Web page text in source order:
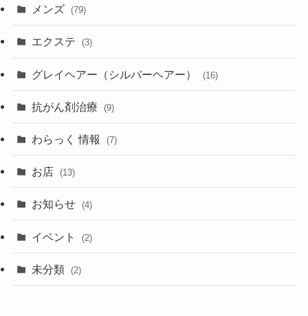
メンズ (79)
エクステ (3)
グレイヘアー（シルバーヘアー） (16)
抗がん剤治療 (9)
わらっく 情報 (7)
お店 (13)
お知らせ (4)
イベント (2)
未分類 (2)